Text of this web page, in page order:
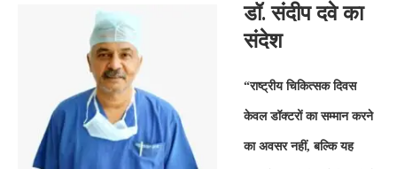
डॉ. संदीप दवे का
संदेश
“राष्ट्रीय चिकित्सक दिवस
केवल डॉक्टरों का सम्मान करने
का अवसर नहीं, बल्कि यह